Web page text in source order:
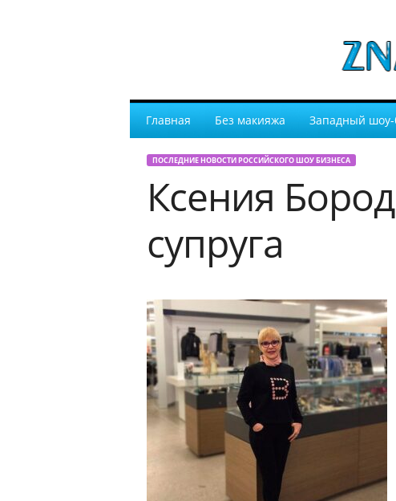
Главная Без макияжа Западный шоу-
ПОСЛЕДНИЕ НОВОСТИ РОССИЙСКОГО ШОУ БИЗНЕСА
Ксения
супруга